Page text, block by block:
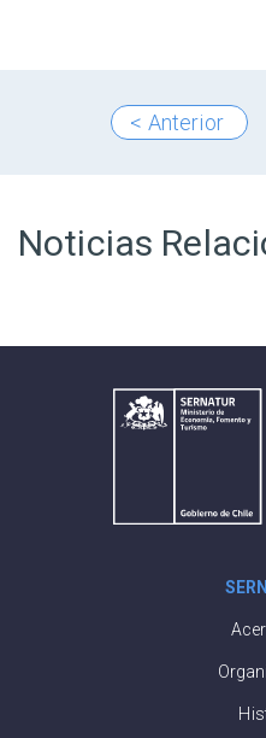
< Anterior
Noticias